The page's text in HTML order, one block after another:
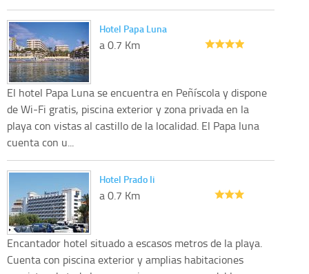
Hotel Papa Luna
a 0.7 Km
El hotel Papa Luna se encuentra en Peñíscola y dispone
de Wi-Fi gratis, piscina exterior y zona privada en la
playa con vistas al castillo de la localidad. El Papa luna
cuenta con u...
Hotel Prado Ii
a 0.7 Km
Encantador hotel situado a escasos metros de la playa.
Cuenta con piscina exterior y amplias habitaciones